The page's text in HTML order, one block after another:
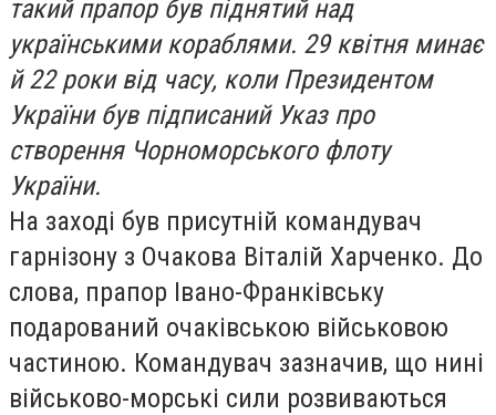
такий прапор був піднятий над
українськими кораблями. 29 квітня минає
й 22 роки від часу, коли Президентом
України був підписаний Указ про
створення Чорноморського флоту
України.
На заході був присутній командувач
гарнізону з Очакова Віталій Харченко. До
слова, прапор Івано-Франківську
подарований очаківською військовою
частиною. Командувач зазначив, що нині
військово-морські сили розвиваються